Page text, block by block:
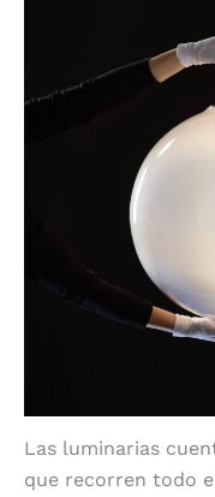
Las luminarias
que recorren todo